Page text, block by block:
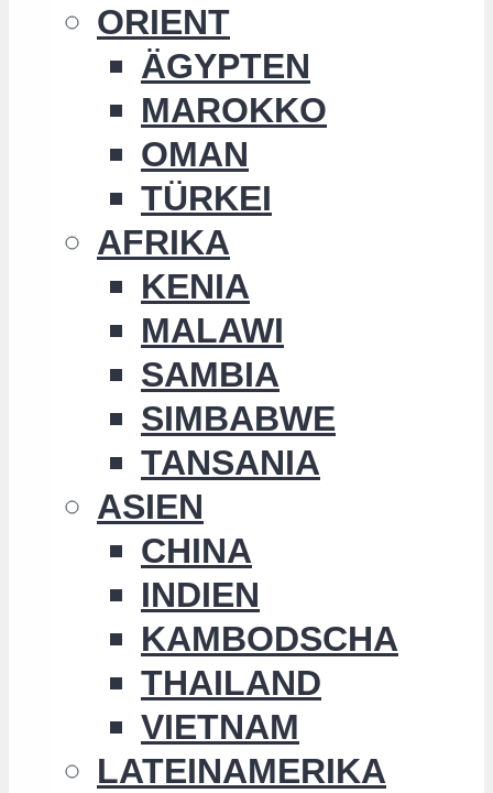
ORIENT
ÄGYPTEN
MAROKKO
OMAN
TÜRKEI
AFRIKA
KENIA
MALAWI
SAMBIA
SIMBABWE
TANSANIA
ASIEN
CHINA
INDIEN
KAMBODSCHA
THAILAND
VIETNAM
LATEINAMERIKA